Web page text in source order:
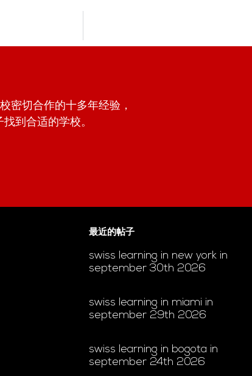
密切合作的十多年经验，
到合适的学校。
最近的帖子
swiss learning in new york in
september 30th 2026
swiss learning in miami in
september 29th 2026
swiss learning in bogota in
september 24th 2026